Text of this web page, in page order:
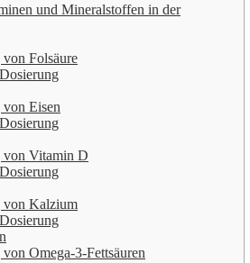
und Mineralstoffen in der
Folsäure
Eisen
Vitamin D
Kalzium
Omega-3-Fettsäuren